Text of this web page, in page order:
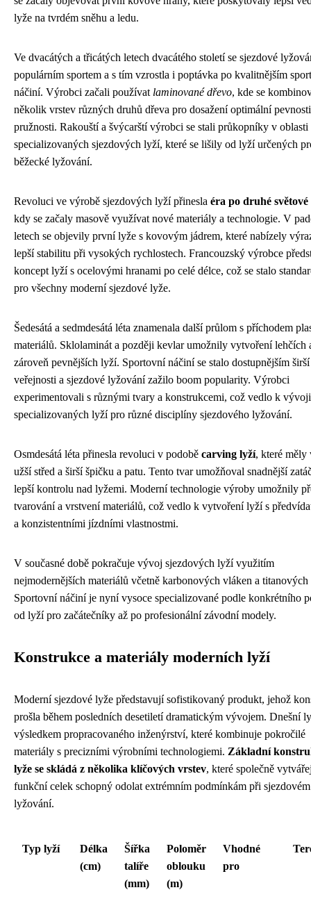
lyže na tvrdém sněhu a ledu.
Ve dvacátých a třicátých letech dvacátého století se sjezdové
populárním sportem a s tím vzrostla i poptávka po kvalitnějším
náčiní. Výrobci začali používat laminované dřevo, kde se
několik vrstev různých druhů dřeva pro dosažení optimální
pružnosti. Rakouští a švýcarští výrobci se stali průkopníky v
specializovaných sjezdových lyží, které se lišily od lyží určených
běžecké lyžování.
Revoluci ve výrobě sjezdových lyží přinesla éra po druhé světové
kdy se začaly masově využívat nové materiály a technologie. V
letech se objevily první lyže s kovovým jádrem, které nabízely
lepší stabilitu při vysokých rychlostech. Francouzský výrobce
koncept lyží s ocelovými hranami po celé délce, což se stalo
pro všechny moderní sjezdové lyže.
Šedesátá a sedmdesátá léta znamenala další průlom s příchodem
materiálů. Sklolaminát a později kevlar umožnily vytvoření lehčích
zároveň pevnějších lyží. Sportovní náčiní se stalo dostupnějším širší
veřejnosti a sjezdové lyžování zažilo boom popularity. Výrobci
experimentovali s různými tvary a konstrukcemi, což vedlo k vývoji
specializovaných lyží pro různé disciplíny sjezdového lyžování.
Osmdesátá léta přinesla revoluci v podobě carving lyží, které měly
užší střed a širší špičku a patu. Tento tvar umožňoval snadnější
lepší kontrolu nad lyžemi. Moderní technologie výroby umožnily
tvarování a vrstvení materiálů, což vedlo k vytvoření lyží s
a konzistentními jízdními vlastnostmi.
V současné době pokračuje vývoj sjezdových lyží využitím
nejmodernějších materiálů včetně karbonových vláken a
Sportovní náčiní je nyní vysoce specializované podle konkrétního
od lyží pro začátečníky až po profesionální závodní modely.
Konstrukce a materiály moderních lyží
Moderní sjezdové lyže představují sofistikovaný produkt, jehož
prošla během posledních desetiletí dramatickým vývojem. Dnešní
výsledkem propracovaného inženýrství, které kombinuje pokročilé
materiály s precizními výrobními technologiemi. Základní
lyže se skládá z několika klíčových vrstev, které společně
funkční celek schopný odolat extrémním podmínkám při sjezdovém
lyžování.
Typ lyží
Délka
(cm)
Šířka
talíře
(mm)
Poloměr
oblouku
(m)
Vhodné
pro